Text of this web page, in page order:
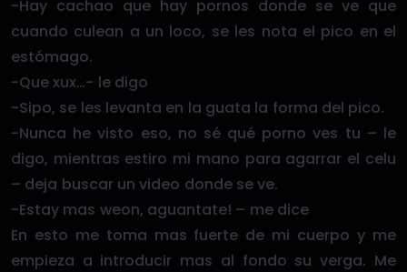
-Hay cachao que hay pornos donde se ve que
cuando culean a un loco, se les nota el pico en el
estómago.
-Que xux…- le digo
-Sipo, se les levanta en la guata la forma del pico.
-Nunca he visto eso, no sé qué porno ves tu – le
digo, mientras estiro mi mano para agarrar el celu
– deja buscar un video donde se ve.
-Estay mas weon, aguantate! – me dice
En esto me toma mas fuerte de mi cuerpo y me
empieza a introducir mas al fondo su verga. Me